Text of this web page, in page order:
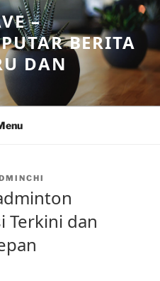
–
BERITA
DAN
Terkini dan